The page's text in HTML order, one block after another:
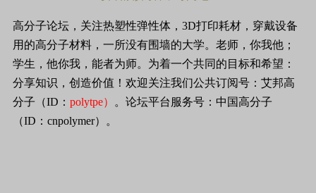
高分子论坛 ，关注热塑性弹性体， 3D打印耗材，穿戴设备
用的高分子材料，一所没有围墙的大学。老师，你我他；
学生，他你我，能者为师。为着一个共同的目标和希望：
分享知识，创造价值！欢迎关注我们公共订阅号 ：艾邦高
分子（ID ： polytpe）
。论坛平台服务号：中国高分子
（ID ： cnpolymer）。